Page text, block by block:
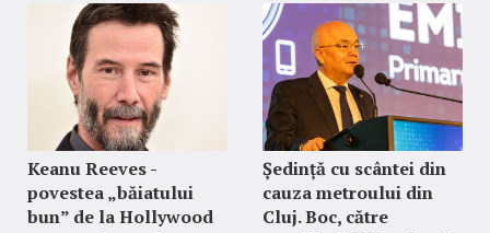
Keanu Reeves -
povestea „băiatului
bun” de la Hollywood
Ședință cu scântei din
cauza metroului din
Cluj. Boc, către